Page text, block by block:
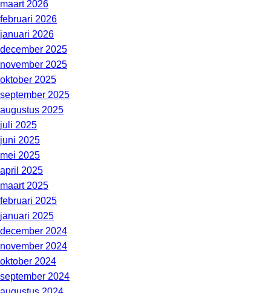
maart 2026
februari 2026
januari 2026
december 2025
november 2025
oktober 2025
september 2025
augustus 2025
juli 2025
juni 2025
mei 2025
april 2025
maart 2025
februari 2025
januari 2025
december 2024
november 2024
oktober 2024
september 2024